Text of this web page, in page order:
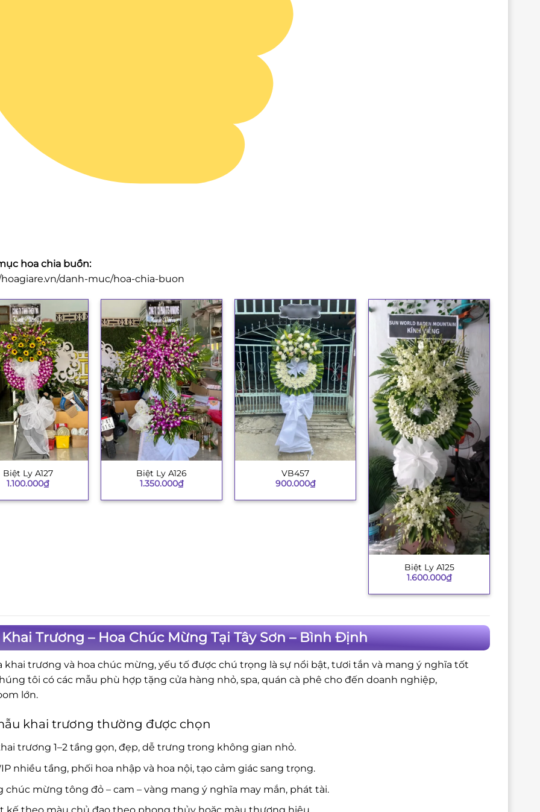
hoa chia buồn:
danh-muc/hoa-chia-buon
Biệt Ly A127
1.100.000₫
Biệt Ly A126
1.350.000₫
VB457
900.000₫
Biệt Ly A125
1.600.000₫
Trương – Hoa Chúc Mừng Tại Tây Sơn – Bình Định
khai trương và hoa chúc mừng, yếu tố được chú trọng là sự nổi bật, tươi tắn và mang ý nghĩa tốt
tôi có các mẫu phù hợp tặng cửa hàng nhỏ, spa, quán cà phê cho đến doanh nghiệp,
lớn.
khai trương thường được chọn
trương 1–2 tầng gọn, đẹp, dễ trưng trong không gian nhỏ.
nhiều tầng, phối hoa nhập và hoa nội, tạo cảm giác sang trọng.
chúc mừng tông đỏ – cam – vàng mang ý nghĩa may mắn, phát tài.